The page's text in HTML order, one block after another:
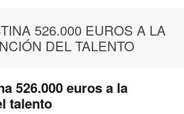
526.000 EUROS A LA
DEL TALENTO
526.000 euros a la
talento